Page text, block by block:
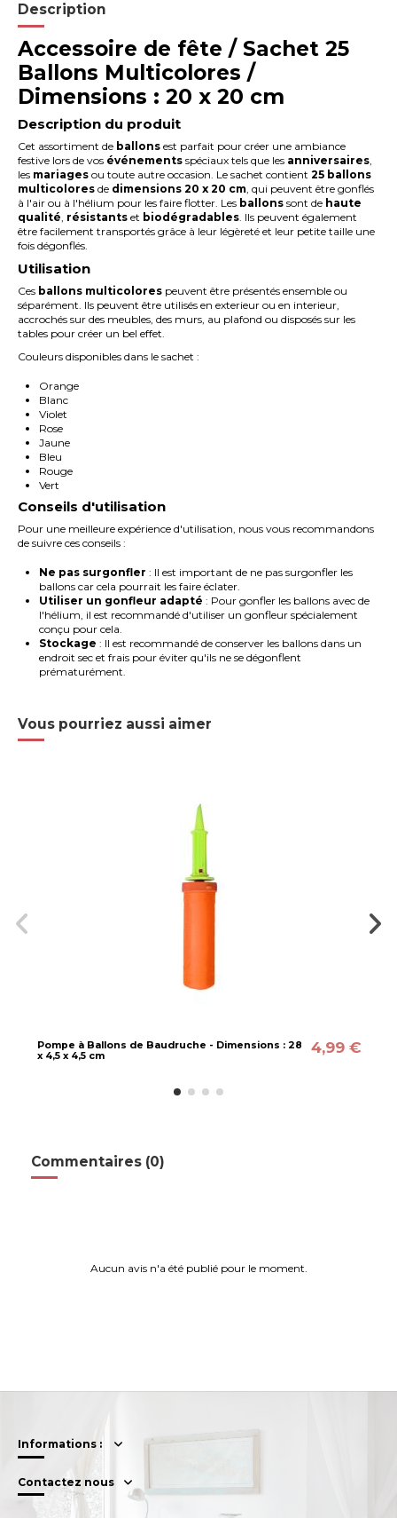
Description
Accessoire de fête / Sachet 25
Ballons Multicolores /
Dimensions : 20 x 20 cm
Description du produit
Cet assortiment de ballonsest parfait pour créer une ambiance
festive lors de vos événementsspéciaux tels que les anniversaires
les mariagesou toute autre occasion. Le sachet contient25 ballons
multicoloresde dimensions 20 x 20 cm , qui peuvent être gonflés
à l'air ou à l'hélium pour les faire flotter. Les ballonssont de haute
qualité résistantset biodégradables . Ils peuvent également
être facilement transportés grâce à leur légèreté et leur petite taille une
fois dégonflés.
Utilisation
Ces ballons multicolores peuvent être présentés ensemble ou
séparément. Ils peuvent être utilisés en exterieur ou en interieur,
accrochés sur des meubles, des murs, au plafond ou disposés sur les
tables pour créer un bel effet.
Couleurs disponibles dans le sachet :
Orange
Blanc
Violet
Rose
Jaune
Bleu
Rouge
Vert
Conseils d'utilisation
Pour une meilleure expérience d'utilisation, nous vous recommandons
de suivre ces conseils :
Ne pas surgonfler : Il est important de ne pas surgonfler les
ballons car cela pourrait les faire éclater.
Utiliser un gonfleur adapté : Pour gonfler les ballons avec de
l'hélium, il est recommandé d'utiliser un gonfleur spécialement
conçu pour cela.
Stockage : Il est recommandé de conserver les ballons dans un
endroit sec et frais pour éviter qu'ils ne se dégonflent
prématurément.
Vous pourriez aussi aimer
Pompe à Ballons de Baudruche - Dimensions : 28
x 4,5 x 4,5 cm
4,99 €
Commentaires (0)
Aucun avis n'a été publié pour le moment.
Informations :
Contactez nous